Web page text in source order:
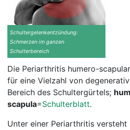
Schultergelenkentzündung:
Schmerzen im ganzen
Schulterbereich
Die Periarthritis humero-
für eine Vielzahl von
Bereich des Schultergürtels;
scapula=Schulterblatt.
Unter einer Periarthritis versteht